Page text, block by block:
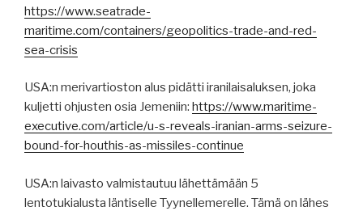
https://www.seatrade-
maritime.com/containers/geopolitics-trade-and-red-
sea-crisis
USA:n merivartioston alus pidätti iranilaisaluksen, joka
kuljetti ohjusten osia Jemeniin: https://www.maritime-
executive.com/article/u-s-reveals-iranian-arms-seizure-
bound-for-houthis-as-missiles-continue
USA:n laivasto valmistautuu lähettämään 5
lentotukialusta läntiselle Tyynellemerelle. Tämä on lähes